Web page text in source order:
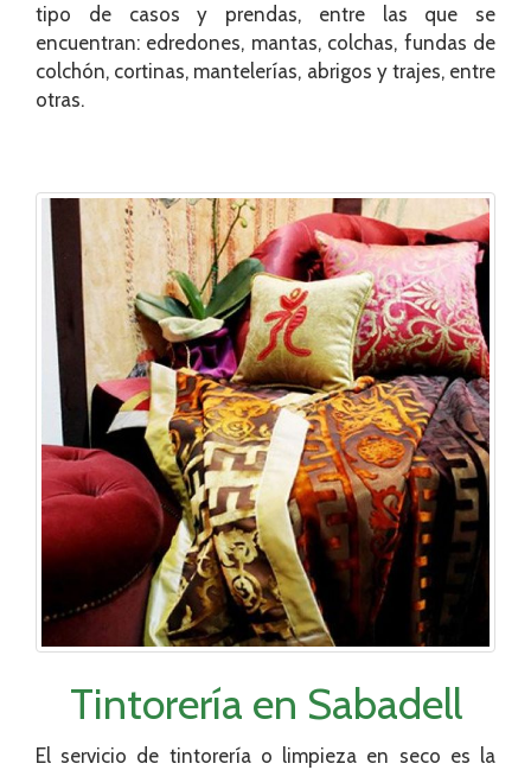
tipo de casos y prendas, entre las que se
encuentran: edredones, mantas, colchas, fundas de
colchón, cortinas, mantelerías, abrigos y trajes, entre
otras.
Tintorería en Sabadell
El servicio de tintorería o limpieza en seco es la